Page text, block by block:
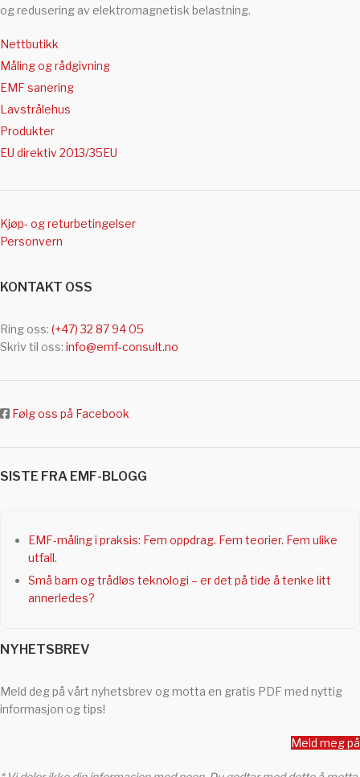
og redusering av elektromagnetisk belastning.
Nettbutikk
Måling og rådgivning
EMF sanering
Lavstrålehus
Produkter
EU direktiv 2013/35EU
Kjøp- og returbetingelser
Personvern
KONTAKT OSS
Ring oss: (+47) 32 87 94 05
Skriv til oss: info@emf-consult.no
Følg oss på Facebook
SISTE FRA EMF-BLOGG
EMF-måling i praksis: Fem oppdrag. Fem teorier. Fem ulike
utfall.
Små barn og trådløs teknologi – er det på tide å tenke litt
annerledes?
NYHETSBREV
Meld deg på vårt nyhetsbrev og motta en gratis PDF med nyttig
informasjon og tips!
Meld meg på